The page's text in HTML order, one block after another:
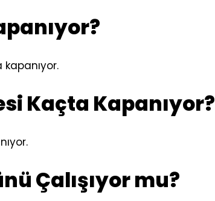
Kaçta Kapanıyor?
Çalışıyor mu?